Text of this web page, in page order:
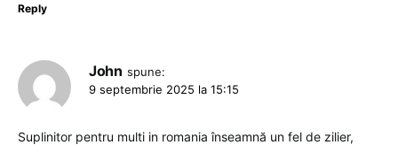
Reply
John spune:
9 septembrie 2025 la 15:15
Suplinitor pentru multi in romania înseamnă un fel de zilier,